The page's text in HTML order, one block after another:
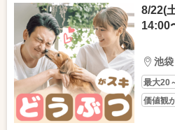
8/22(
14:00
池袋
最大20
価値観